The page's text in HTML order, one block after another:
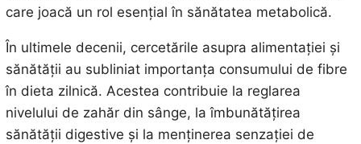
care joacă un rol esențial în sănătatea metabolică.
În ultimele decenii, cercetările asupra alimentației și
sănătății au subliniat importanța consumului de fibre
în dieta zilnică. Acestea contribuie la reglarea
nivelului de zahăr din sânge, la îmbunătățirea
sănătății digestive și la menținerea senzației de